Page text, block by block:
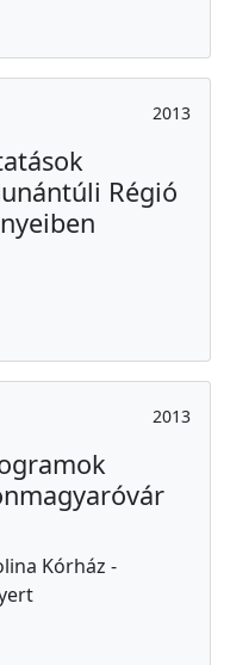
2013
Régió
2013
Kórház -